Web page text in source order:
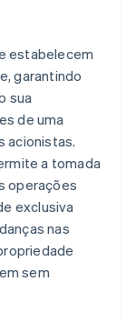
estabelecem
garantindo
sua
de uma
acionistas.
a tomada
operações
exclusiva
nas
sem